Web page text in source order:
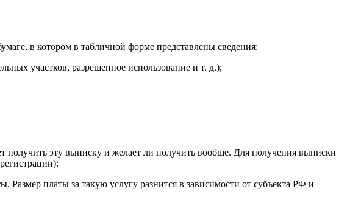
в котором в табличной форме представлены сведения:
участков, разрешенное использование и т. д.);
получить эту выписку и желает ли получить вообще. Для получения выписки
Размер платы за такую услугу разнится в зависимости от субъекта РФ и